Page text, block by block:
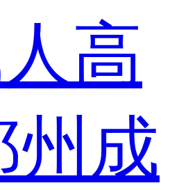
高
州成